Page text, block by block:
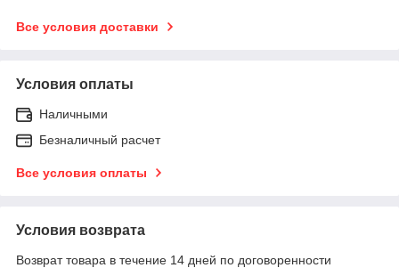
Все условия доставки
Условия оплаты
Наличными
Безналичный расчет
Все условия оплаты
Условия возврата
Возврат товара в течение 14 дней по договоренности